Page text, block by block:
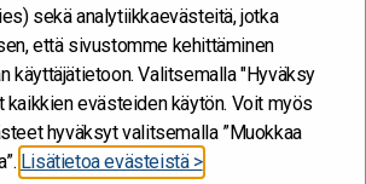
sekä analytiikkaevästeitä, jotka
että sivustomme kehittäminen
käyttäjätietoon. Valitsemalla "Hyväksy
kaikkien evästeiden käytön. Voit myös
hyväksyt valitsemalla ”Muokkaa
Lisätietoa evästeistä >